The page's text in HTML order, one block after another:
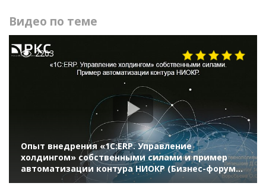
Видео по теме
2203
Опыт внедрения «1С:ERP. Управление
холдингом» собственными силами и пример
автоматизации контура НИОКР (Бизнес-форум
1С:ERP онлайн 18 ноября 2020 г., Воробьева Ольга,